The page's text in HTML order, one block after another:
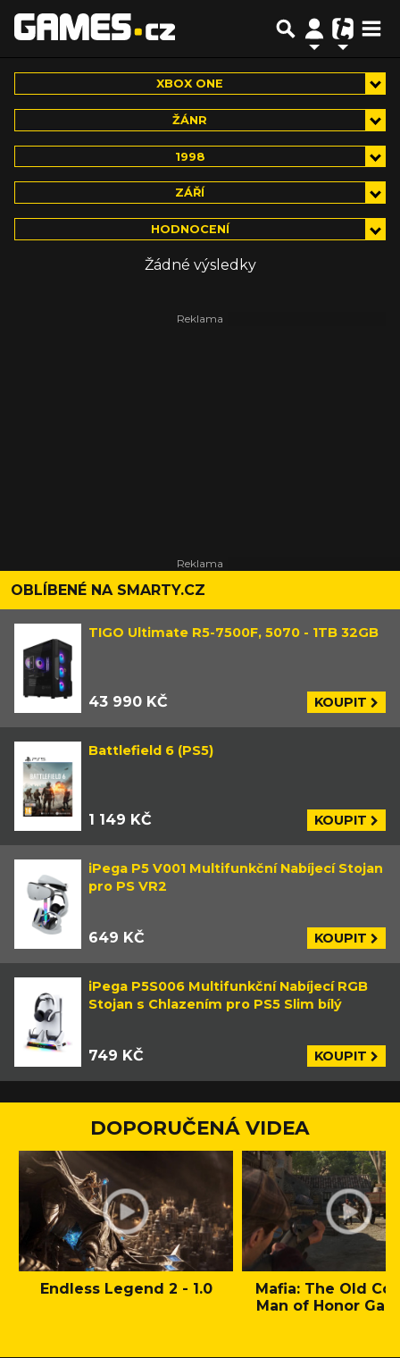
XBOX ONE
ŽÁNR
1998
ZÁŘÍ
HODNOCENÍ
Žádné výsledky
OBLÍBENÉ NA SMARTY.CZ
TIGO Ultimate R5-7500F, 5070 - 1TB 32GB
43 990 KČ KOUPIT
Battlefield 6 (PS5)
1 149 KČ KOUPIT
iPega P5 V001 Multifunkční Nabíjecí Stojan
pro PS VR2
649 KČ KOUPIT
iPega P5S006 Multifunkční Nabíjecí RGB
Stojan s Chlazením pro PS5 Slim bílý
749 KČ KOUPIT
DOPORUČENÁ VIDEA
Endless Legend 2 - 1.0
Mafia: The Old
Man of Honor